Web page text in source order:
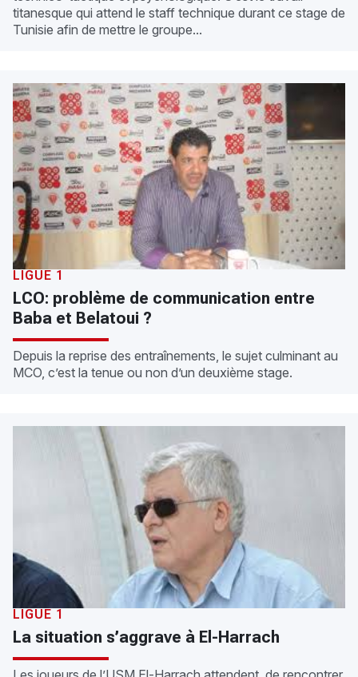
titanesque qui attend le staff technique durant ce stage de
Tunisie afin de mettre le groupe...
LIGUE 1
LCO: problème de communication entre
Baba et Belatoui ?
Depuis la reprise des entraînements, le sujet culminant au
MCO, c’est la tenue ou non d’un deuxième stage.
LIGUE 1
La situation s’aggrave à El-Harrach